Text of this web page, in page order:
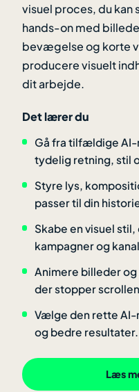
visuel proces, du kan
hands-on med
bevægelse og korte
producere visuelt
dit arbejde.
Det lærer du
Gå fra tilfældige
tydelig retning, stil
Styre lys,
passer til din
Skabe en visuel
kampagner og
Animere billeder
der stopper
Vælge den rette
og bedre resultater.
Læs